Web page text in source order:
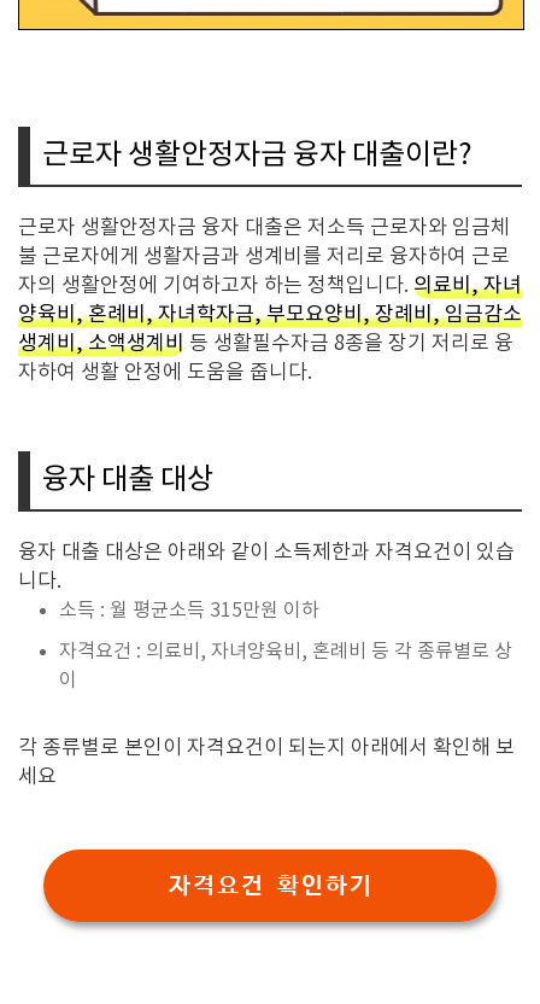
근로자 생활안정자금 융자 대출이란?
근로자 생활안정자금 융자 대출은 저소득 근로자와 임금체
불 근로자에게 생활자금과 생계비를 저리로 융자하여 근로
자의 생활안정에 기여하고자 하는 정책입니다. 의료비, 자녀
양육비, 혼례비, 자녀학자금, 부모요양비, 장례비, 임금감소
생계비, 소액생계비 등 생활필수자금 8종을 장기 저리로 융
자하여 생활 안정에 도움을 줍니다.
융자 대출 대상
융자 대출 대상은 아래와 같이 소득제한과 자격요건이 있습
니다.
소득 : 월 평균소득 315만원 이하
자격요건 : 의료비, 자녀양육비, 혼례비 등 각 종류별로 상
이
각 종류별로 본인이 자격요건이 되는지 아래에서 확인해 보
세요
자격요건 확인하기